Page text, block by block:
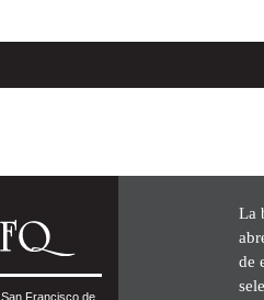
Francisco de
La
de